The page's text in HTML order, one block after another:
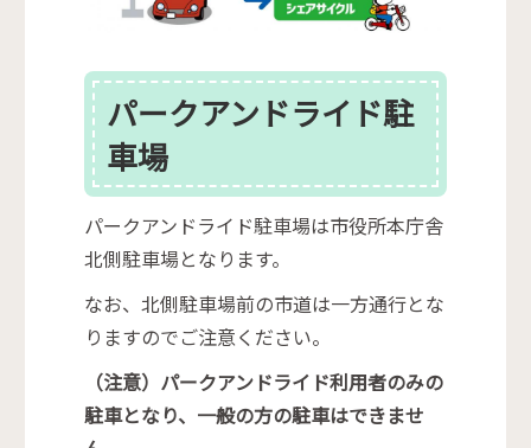
パークアンドライド駐
車場
パークアンドライド駐車場は市役所本庁舎
北側駐車場となります。
なお、北側駐車場前の市道は一方通行とな
りますのでご注意ください。
（注意）パークアンドライド利用者のみの
駐車となり、一般の方の駐車はできませ